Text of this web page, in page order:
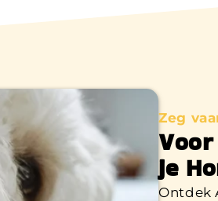
Zeg
je
Ontdek